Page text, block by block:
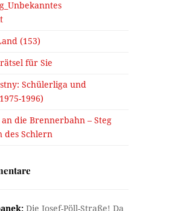
(153)
für Sie
Schülerliga und
1996)
die Brennerbahn – Steg
des Schlern
Die Josef-Pöll-Straße! Da